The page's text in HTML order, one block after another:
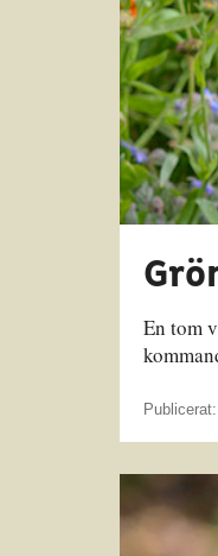
En tom